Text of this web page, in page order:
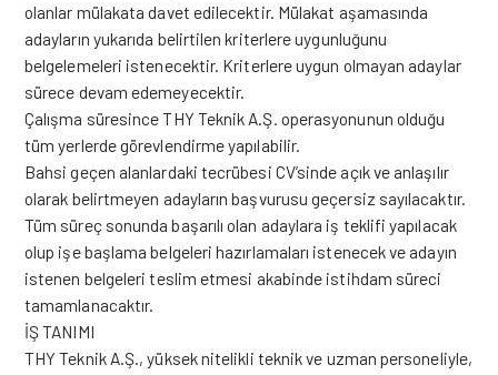
olanlar mülakata davet edilecektir. Mülakat aşamasında
adayların yukarıda belirtilen kriterlere uygunluğunu
belgelemeleri istenecektir. Kriterlere uygun olmayan adaylar
sürece devam edemeyecektir.
Çalışma süresince THY Teknik A.Ş. operasyonunun olduğu
tüm yerlerde görevlendirme yapılabilir.
Bahsi geçen alanlardaki tecrübesi CV’sinde açık ve anlaşılır
olarak belirtmeyen adayların başvurusu geçersiz sayılacaktır.
Tüm süreç sonunda başarılı olan adaylara iş teklifi yapılacak
olup işe başlama belgeleri hazırlamaları istenecek ve adayın
istenen belgeleri teslim etmesi akabinde istihdam süreci
tamamlanacaktır.
İŞ TANIMI
THY Teknik A.Ş., yüksek nitelikli teknik ve uzman personeliyle,